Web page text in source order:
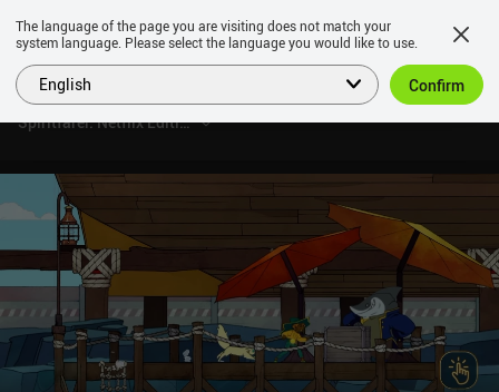
Spiritfarer: Netflix Edition
The language of the page you are visiting does not match your
system language. Please select the language you would like to use.
English Confirm